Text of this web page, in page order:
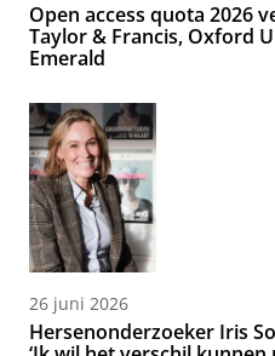
Open access quota 2026
Taylor & Francis, Oxford
Emerald
26 juni 2026
Hersenonderzoeker Iris